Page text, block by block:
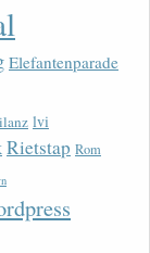
Elefantenparade
lvi
Rietstap Rom